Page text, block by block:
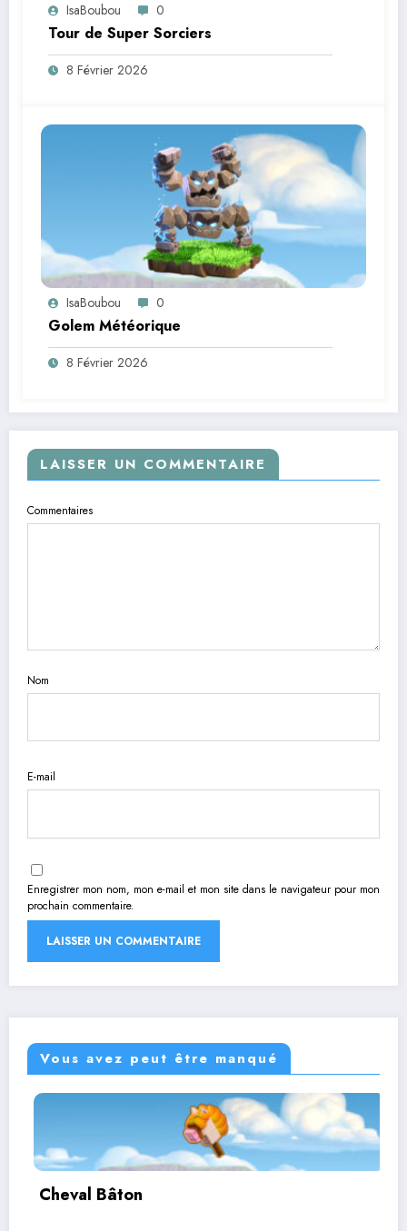
IsaBoubou 0
Tour de Super Sorciers
8 Février 2026
IsaBoubou 0
Golem Météorique
8 Février 2026
LAISSER UN COMMENTAIRE
Commentaires
Nom
E-mail
Enregistrer mon nom, mon e-mail et mon site dans le navigateur pour mon
prochain commentaire.
Vous avez peut être manqué
Bâton